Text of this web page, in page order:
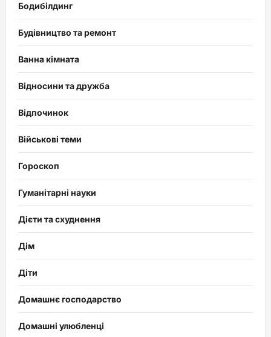
Бодибілдинг
Будівництво та ремонт
Ванна кімната
Відносини та дружба
Відпочинок
Військові теми
Гороскоп
Гуманітарні науки
Дієти та схуднення
Дім
Діти
Домашнє господарство
Домашні улюбленці